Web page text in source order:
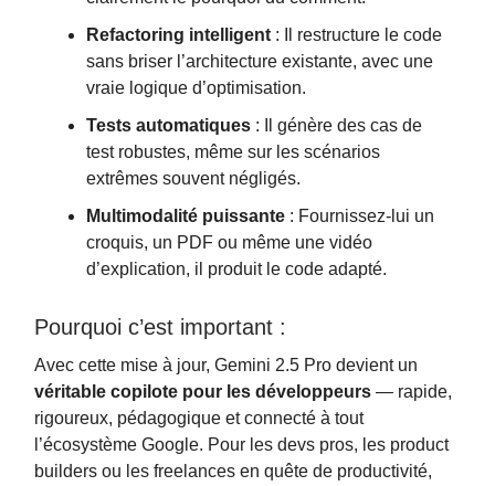
Refactoring intelligent : Il restructure le code
sans briser l’architecture existante, avec une
vraie logique d’optimisation.
Tests automatiques : Il génère des cas de
test robustes, même sur les scénarios
extrêmes souvent négligés.
Multimodalité puissante : Fournissez-lui un
croquis, un PDF ou même une vidéo
d’explication, il produit le code adapté.
Pourquoi c’est important :
Avec cette mise à jour, Gemini 2.5 Pro devient un
véritable copilote pour les développeurs — rapide,
rigoureux, pédagogique et connecté à tout
l’écosystème Google. Pour les devs pros, les product
builders ou les freelances en quête de productivité,